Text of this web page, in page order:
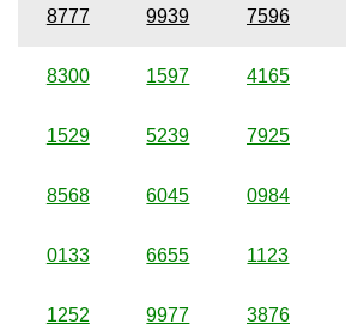
8777 9939 7596
8300 1597 4165
1529 5239 7925
8568 6045 0984
0133 6655 1123
1252 9977 3876